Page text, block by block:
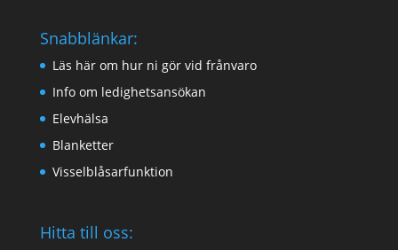
Snabblänkar:
Läs här om hur ni gör vid frånvaro
Info om ledighetsansökan
Elevhälsa
Blanketter
Visselblåsarfunktion
Hitta till oss: